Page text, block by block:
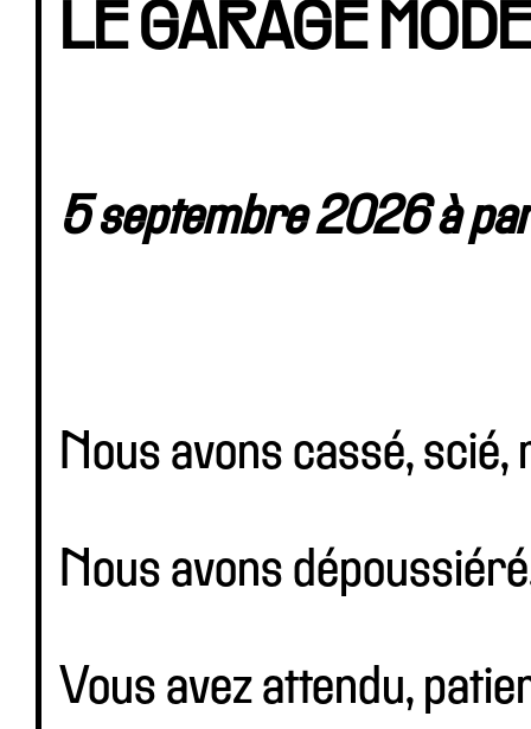
LE GARAGE
5 septembre 2026 à
Nous avons cassé,
Nous avons
Vous avez attendu,